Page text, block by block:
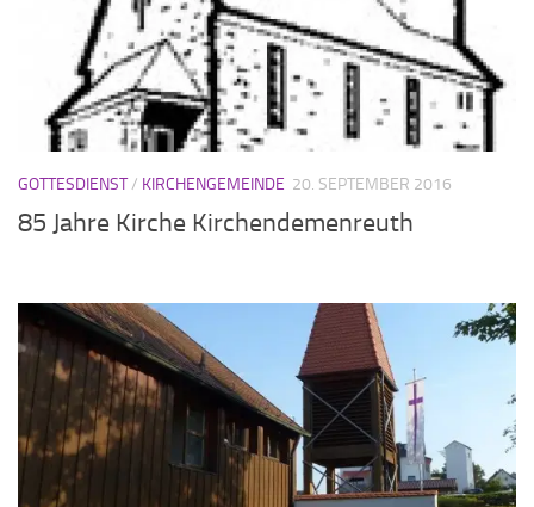
GOTTESDIENST/ KIRCHENGEMEINDE 20. SEPTEMBER 2016
85 Jahre Kirche Kirchendemenreuth